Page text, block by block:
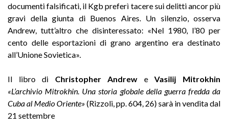
documenti falsificati, il Kgb preferì tacere sui delitti ancor più
gravi della giunta di Buenos Aires. Un silenzio, osserva
Andrew, tutt’altro che disinteressato: «Nel 1980, l’80 per
cento delle esportazioni di grano argentino era destinato
all’Unione Sovietica».
Il libro di Christopher Andrew eVasilij Mitrokhin
«L’archivio Mitrokhin. Una storia globale della guerra fredda da
Cuba al Medio Oriente» (Rizzoli, pp. 604, 26) sarà in vendita dal
21 settembre